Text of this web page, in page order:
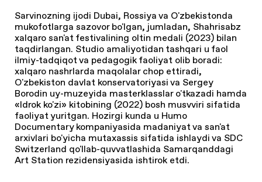
Sarvinozning ijodi Dubai, Rossiya va O'zbekistonda
mukofotlarga sazovor bo'lgan, jumladan, Shahrisabz
xalqaro san'at festivalining oltin medali (2023) bilan
taqdirlangan. Studio amaliyotidan tashqari u faol
ilmiy-tadqiqot va pedagogik faoliyat olib boradi:
xalqaro nashrlarda maqolalar chop ettiradi,
O'zbekiston davlat konservatoriyasi va Sergey
Borodin uy-muzeyida masterklasslar o'tkazadi hamda
«Idrok ko'zi» kitobining (2022) bosh musvviri sifatida
faoliyat yuritgan. Hozirgi kunda u Humo
Documentary kompaniyasida madaniyat va san'at
arxivlari bo'yicha mutaxassis sifatida ishlaydi va SDC
Switzerland qo'llab-quvvatlashida Samarqanddagi
Art Station rezidensiyasida ishtirok etdi.